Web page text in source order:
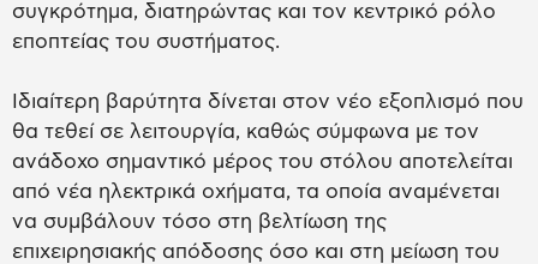
συγκρότημα, διατηρώντας και τον κεντρικό ρόλο
εποπτείας του συστήματος.
Ιδιαίτερη βαρύτητα δίνεται στον νέο εξοπλισμό που
θα τεθεί σε λειτουργία, καθώς σύμφωνα με τον
ανάδοχο σημαντικό μέρος του στόλου αποτελείται
από νέα ηλεκτρικά οχήματα, τα οποία αναμένεται
να συμβάλουν τόσο στη βελτίωση της
επιχειρησιακής απόδοσης όσο και στη μείωση του